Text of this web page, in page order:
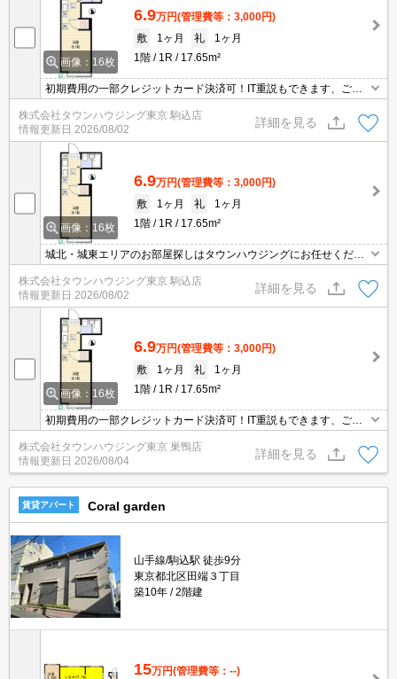
画像：16枚
6.9万円(管理費等：3,000円)
敷
1ヶ月 礼
1ヶ月
1階
1R 17.65m²
初期費用の一部クレジットカード決済可！IT重説もできます、ご相
談ください。オンライン内見相談可能！お電話ください。
株式会社タウンハウジング東京 駒込店
情報更新日 2026/08/02
詳細を見る
画像：16枚
6.9万円(管理費等：3,000円)
敷
1ヶ月 礼
1ヶ月
1階
1R 17.65m²
城北・城東エリアのお部屋探しはタウンハウジングにお任せくださ
い。エリアを詳しいスタッフがご対応させて頂きます。
株式会社タウンハウジング東京 駒込店
情報更新日 2026/08/02
詳細を見る
画像：16枚
6.9万円(管理費等：3,000円)
敷
1ヶ月 礼
1ヶ月
1階
1R 17.65m²
初期費用の一部クレジットカード決済可！IT重説もできます、ご相
談ください。オンライン内見相談可能！お電話ください。
株式会社タウンハウジング東京 巣鴨店
情報更新日 2026/08/04
詳細を見る
賃貸アパート Coral garden
山手線/駒込駅 徒歩9分
東京都北区田端３丁目
築10年
2階建
15万円(管理費等：--)